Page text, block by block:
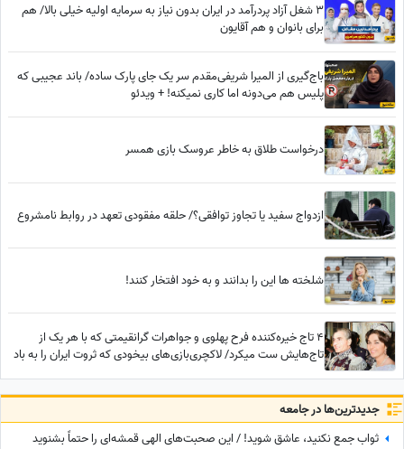
3 شغل آزاد پردرآمد در ایران بدون نیاز به سرمایه اولیه خیلی بالا/ هم
برای بانوان و هم آقایون
باج‌گیری از المیرا شریفی‌مقدم سر یک جای پارک ساده/ باند عجیبی که
پلیس هم می‌دونه اما کاری نمیکنه! + ویدئو
درخواست طلاق به خاطر عروسک‌ بازی همسر
ازدواج سفید یا تجاوز توافقی؟/ حلقه مفقودی تعهد در روابط نامشروع
شلخته ها این را بدانند و به خود افتخار کنند!
4 تاج خیره‌کننده فرح پهلوی و جواهرات گرانقیمتی که با هر یک از
تاج‌هایش ست میکرد/ لاکچری‌بازی‌های بیخودی که ثروت ایران را به باد
جدید‌ترین‌ها در جامعه
ثواب جمع نکنید، عاشق شوید! / این صحبت‌های الهی قمشه‌ای را حتماً بشنوید